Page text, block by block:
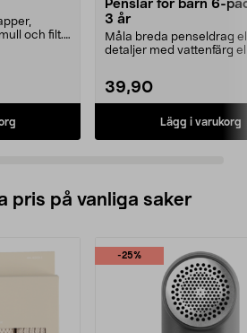
och filt.
Penslar för barn 6-
3 år
Måla breda penseldrag
detaljer med vattenfärg
39,90
Lägg i varukorg
pris på vanliga saker
-25%